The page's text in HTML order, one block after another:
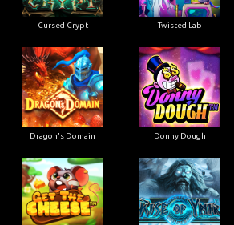
Cursed Crypt Twisted Lab
Dragon's Domain Donny Dough